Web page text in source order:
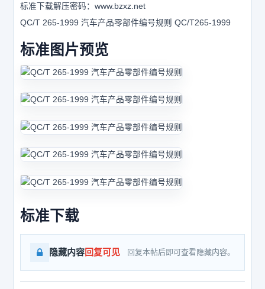
标准下载解压密码：www.bzxz.net
QC/T 265-1999 汽车产品零部件编号规则 QC/T265-1999
标准图片预览
标准下载
隐藏内容回复可见 回复本帖后即可查看隐藏内容。